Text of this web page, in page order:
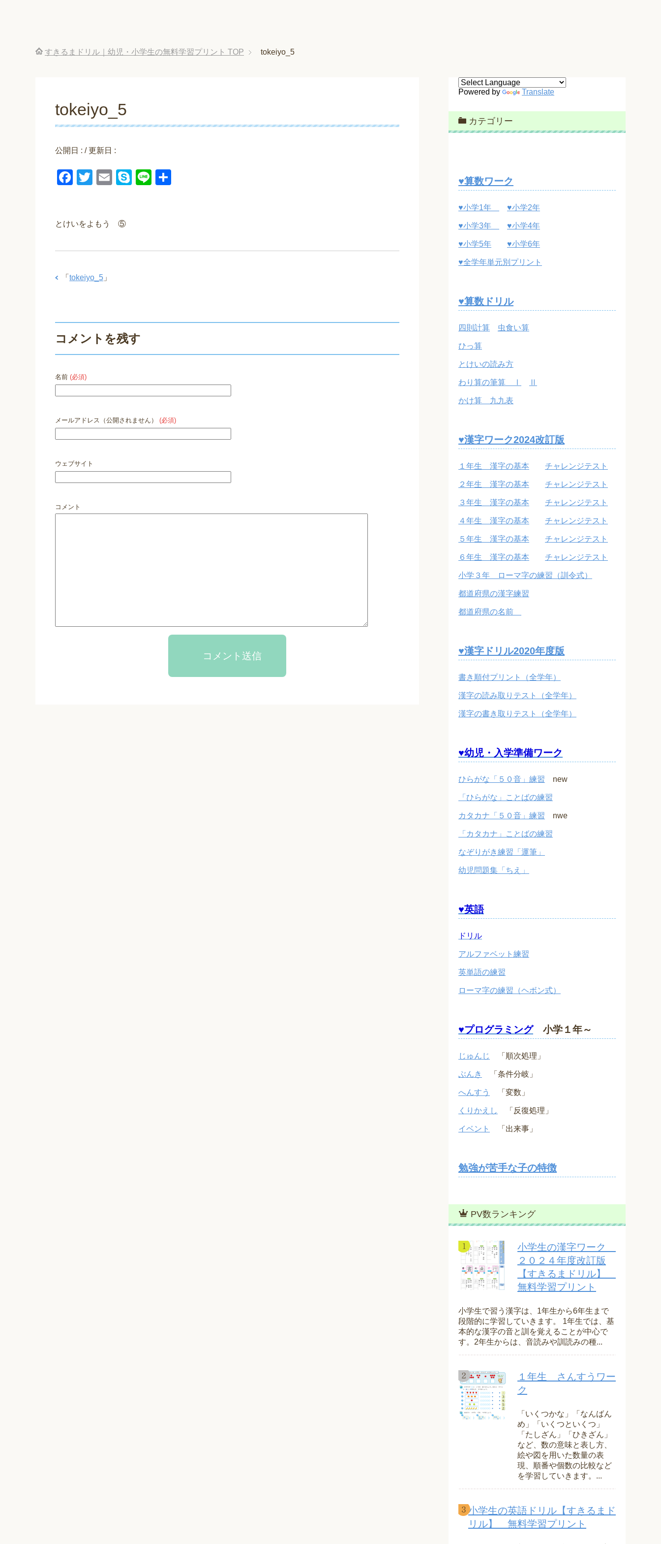
すきるまドリル｜幼児・小学生の無料学習プリント TOP tokeiyo_5
tokeiyo_5
公開日 : / 更新日 :
F
e
o
o
T
er
E
S
Li
とけいをよもう ⑤
「 tokeiyo_5 」
コメントを残す
名前 (必須)
メールアドレス（公開されません） (必須)
ウェブサイト
コメント
コメント送信
Powered by Translate
カテゴリー
♥算数ワーク
♥小学1年 ♥小学2年
♥小学3年 ♥小学4年
♥小学5年 ♥小学6年
♥全学年単元別プリント
♥算数ドリル
四則計算 虫食い算
ひっ算
とけいの読み方
わり算の筆算 Ⅰ Ⅱ
かけ算 九九表
♥漢字ワーク2024改訂版
１年生 漢字の基本 チャレンジテスト
２年生 漢字の基本 チャレンジテスト
３年生 漢字の基本 チャレンジテスト
４年生 漢字の基本 チャレンジテスト
５年生 漢字の基本 チャレンジテスト
６年生 漢字の基本 チャレンジテスト
小学３年 ローマ字の練習（訓令式）
都道府県の漢字練習
都道府県の名前
♥漢字ドリル2020年度版
書き順付プリント（全学年）
漢字の読み取りテスト（全学年）
漢字の書き取りテスト（全学年）
♥幼児・入学準備ワーク
ひらがな「５０音」練習 new
「ひらがな」ことばの練習
カタカナ「５０音」練習 nwe
「カタカナ」ことばの練習
なぞりがき練習「運筆」
幼児問題集「ちえ」
♥英語
ドリル
アルファベット練習
英単語の練習
ローマ字の練習（ヘボン式）
♥プログラミング小学１年～
じゅんじ 「順次処理」
ぶんき 「条件分岐」
へんすう 「変数」
くりかえし 「反復処理」
イベント 「出来事」
勉強が苦手な子の特徴
PV数ランキング
小学生の漢字ワーク
２０２４年度改訂版
【すきるまドリル】
無料学習プリント
小学生で習う漢字は、1年生から6年生まで
段階的に学習していきます。 1年生では、基
本的な漢字の音と訓を覚えることが中心で
す。2年生からは、音読みや訓読みの種...
１年生 さんすうワー
ク
「いくつかな」「なんばん
め」「いくつといくつ」
「たしざん」「ひきざん」
など、数の意味と表し方、
絵や図を用いた数量の表
現、順番や個数の比較など
を学習していきます。...
小学生の英語ドリル【すきるまド
リル】 無料学習プリント